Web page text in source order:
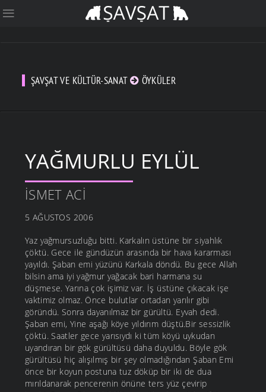
ŞAVŞAT VE KÜLTÜR-SANAT ÖYKÜLER
YAĞMURLU EYLÜL
İSMET ACI
5 AĞUSTOS 2006
Yaz yağmursuzluğu bitti. Karkalın üstüne bir siyahlık
çöktü. Gece ile gündüzün arasında bir hava kararması
yayıldı. Şaban emi yüzünü Karkala döndü. Bu gece Allah
bilsin ama iyi yağmur yağacak bari harmana su
düşmese. Yarına çok işimiz var. İş üstüne çıkacak işe
vaktimiz olmaz. Önce bulutlar ortadan yarılır gibi
göründü. Sonra dayanılmaz bir gürültü. Eyvah dedi.
Şaban emi, Yine aşağı köye yıldırım düştü.Bir sessizlik
çöktü. Saatler gece yarısıydı ki tüm köyü uykudan
uyandıran bir gök gürültüsü daha duyuldu. Böyle gök
gürültüsü hiç alışılmış bir şey olmadığından Şaban Emi
önce bir koyun postuna tuz döküp bir iki de dua
mırıldanarak pencerenin önüne ters yüz çevirip